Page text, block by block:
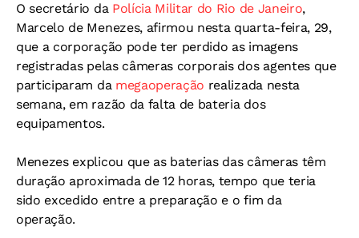
O secretário da Polícia Militar do Rio de Janeiro,
Marcelo de Menezes, afirmou nesta quarta-feira, 29,
que a corporação pode ter perdido as imagens
registradas pelas câmeras corporais dos agentes que
participaram da megaoperação realizada nesta
semana, em razão da falta de bateria dos
equipamentos.
Menezes explicou que as baterias das câmeras têm
duração aproximada de 12 horas, tempo que teria
sido excedido entre a preparação e o fim da
operação.